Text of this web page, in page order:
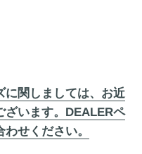
に関しましては、お近
ざいます。DEALERペ
せください。